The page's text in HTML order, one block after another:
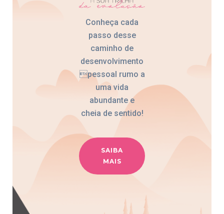
Conheça cada
passo desse
caminho de
desenvolvimento
pessoal rumo a
uma vida
abundante e
cheia de sentido!
SAIBA
MAIS